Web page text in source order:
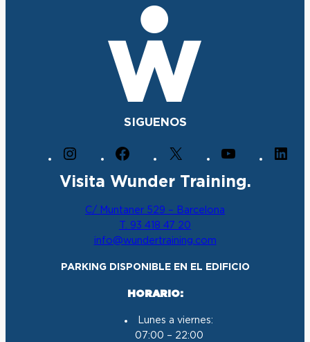
SIGUENOS
s
m
c
b
o
o
u
Visita Wunder Training.
C/ Muntaner 529 – Barcelona
T. 93 418 47 20
info@wundertraining.com
PARKING DISPONIBLE EN EL EDIFICIO
HORARIO:
Lunes a viernes:
07:00 – 22:00